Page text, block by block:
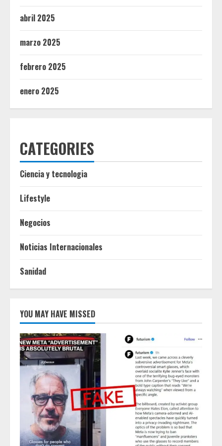
abril 2025
marzo 2025
febrero 2025
enero 2025
CATEGORIES
Ciencia y tecnologia
Lifestyle
Negocios
Noticias Internacionales
Sanidad
YOU MAY HAVE MISSED